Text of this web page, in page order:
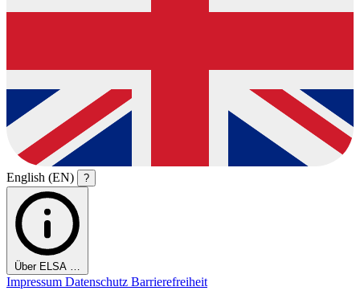
English (EN) ?
Über ELSA …
Impressum Datenschutz Barrierefreiheit